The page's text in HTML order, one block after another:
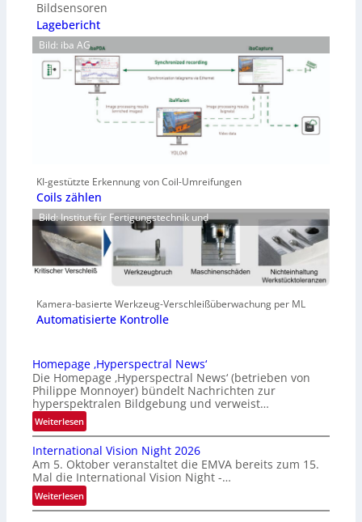
Bildsensoren
Lagebericht
Bild: iba AG
KI-gestützte Erkennung von Coil-Umreifungen
Coils zählen
Bild: Institut für Fertigungstechnik und
Kamera-basierte Werkzeug-Verschleißüberwachung per ML
Automatisierte Kontrolle
Homepage ‚Hyperspectral News‘
Die Homepage ‚Hyperspectral News‘ (betrieben von
Philippe Monnoyer) bündelt Nachrichten zur
hyperspektralen Bildgebung und verweist…
Weiterlesen:
H
o
m
e
p
a
International Vision Night 2026
Am 5. Oktober veranstaltet die EMVA bereits zum 15.
Mal die International Vision Night -…
Weiterlesen:
I